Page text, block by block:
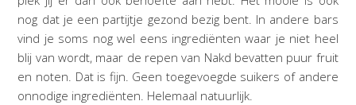
nog dat je een partijtje gezond bezig bent. In andere bars
vind je soms nog wel eens ingrediënten waar je niet heel
blij van wordt, maar de repen van Nakd bevatten puur fruit
en noten. Dat is fijn. Geen toegevoegde suikers of andere
onnodige ingrediënten. Helemaal natuurlijk.